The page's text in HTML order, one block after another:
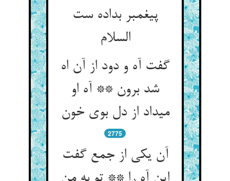
پیغمبر بداده ست
السلام‏
گفت آه و دود از آن اه
شد برون ** آه او
می‏داد از دل بوی خون‏
2775
آن یکی از جمع گفت